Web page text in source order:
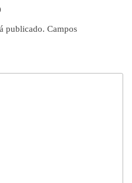
publicado. Campos